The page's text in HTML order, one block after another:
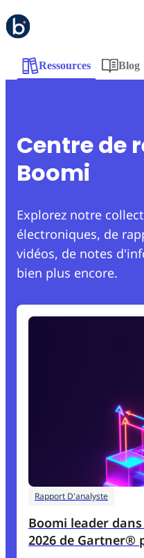
Ressources Blog
Centre de
Boomi
Explorez notre
électroniques, de
vidéos, de notes
bien plus encore.
Rapport D'analyste
Boomi leader
2026 de Gartner®